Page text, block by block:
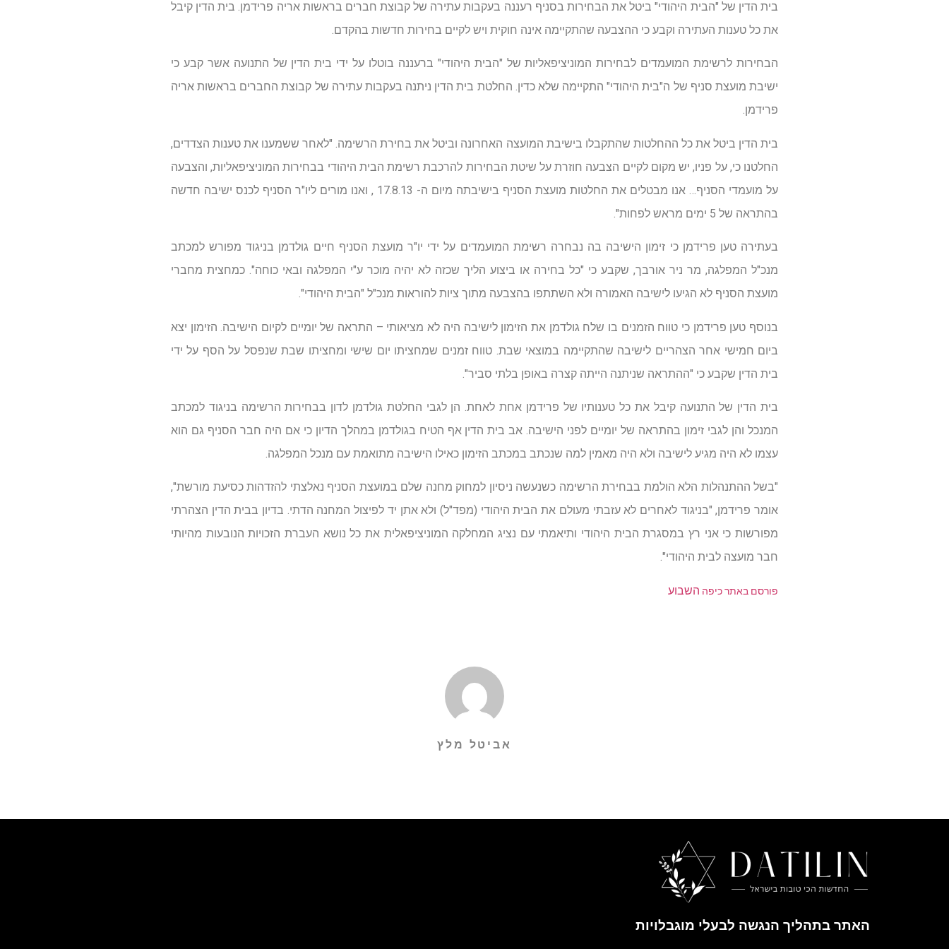
בית הדין של "הבית היהודי" ביטל את הבחירות בסניף רעננה בעקבות עתירה של קבוצת חברים בראשות אריה פרידמן. בית הדין קיבל
את כל טענות העתירה וקבע כי ההצבעה שהתקיימה אינה חוקית ויש לקיים בחירות חדשות בהקדם.
הבחירות לרשימת המועמדים לבחירות המוניציפאליות של "הבית היהודי" ברעננה בוטלו על ידי בית הדין של התנועה אשר קבע כי
ישיבת מועצת סניף של ה"בית היהודי" התקיימה שלא כדין. החלטת בית הדין ניתנה בעקבות עתירה של קבוצת החברים בראשות אריה
פרידמן.
בית הדין ביטל את כל ההחלטות שהתקבלו בישיבת המועצה האחרונה וביטל את בחירת הרשימה. "לאחר ששמענו את טענות הצדדים,
החלטנו כי, על פניו, יש מקום לקיים הצבעה חוזרת על שיטת הבחירות להרכבת רשימת הבית היהודי בבחירות המוניציפאליות, והצבעה
על מועמדי הסניף… אנו מבטלים את החלטות מועצת הסניף בישיבתה מיום ה- 17.8.13 , ואנו מורים ליו"ר הסניף לכנס ישיבה חדשה
בהתראה של 5 ימים מראש לפחות".
בעתירה טען פרידמן כי זימון הישיבה בה נבחרה רשימת המועמדים על ידי יו"ר מועצת הסניף חיים גולדמן בניגוד מפורש למכתב
מנכ"ל המפלגה, מר ניר אורבך, שקבע כי "כל בחירה או ביצוע הליך שכזה לא יהיה מוכר ע"י המפלגה ובאי כוחה". כמחצית מחברי
מועצת הסניף לא הגיעו לישיבה האמורה ולא השתתפו בהצבעה מתוך ציות להוראות מנכ"ל "הבית היהודי".
בנוסף טען פרידמן כי טווח הזמנים בו שלח גולדמן את הזימון לישיבה היה לא מציאותי – התראה של יומיים לקיום הישיבה. הזימון יצא
ביום חמישי אחר הצהריים לישיבה שהתקיימה במוצאי שבת. טווח זמנים שמחציתו יום שישי ומחציתו שבת שנפסל על הסף על ידי
בית הדין שקבע כי "ההתראה שניתנה הייתה קצרה באופן בלתי סביר".
בית הדין של התנועה קיבל את כל טענותיו של פרידמן אחת לאחת. הן לגבי החלטת גולדמן לדון בבחירות הרשימה בניגוד למכתב
המנכל והן לגבי זימון בהתראה של יומיים לפני הישיבה. אב בית הדין אף הטיח בגולדמן במהלך הדיון כי אם היה חבר הסניף גם הוא
עצמו לא היה מגיע לישיבה ולא היה מאמין למה שנכתב במכתב הזימון כאילו הישיבה מתואמת עם מנכל המפלגה.
"בשל ההתנהלות הלא הולמת בבחירת הרשימה כשנעשה ניסיון למחוק מחנה שלם במועצת הסניף נאלצתי להזדהות כסיעת מורשת",
אומר פרידמן, "בניגוד לאחרים לא עזבתי מעולם את הבית היהודי (מפד"ל) ולא אתן יד לפיצול המחנה הדתי. בדיון בבית הדין הצהרתי
מפורשות כי אני רץ במסגרת הבית היהודי ותיאמתי עם נציג המחלקה המוניציפאלית את כל נושא העברת הזכויות הנובעות מהיותי
חבר מועצה לבית היהודי".
פורסם באתר כיפה השבוע
אביטל מלץ
האתר בתהליך הנגשה לבעלי מוגבלויות